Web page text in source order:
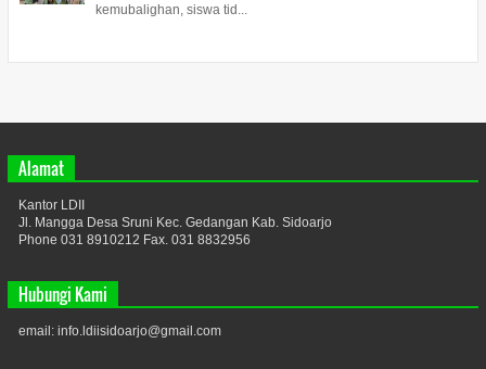
kemubalighan, siswa tid...
Alamat
Kantor LDII
Jl. Mangga Desa Sruni Kec. Gedangan Kab. Sidoarjo
Phone 031 8910212 Fax. 031 8832956
Hubungi Kami
email: info.ldiisidoarjo@gmail.com